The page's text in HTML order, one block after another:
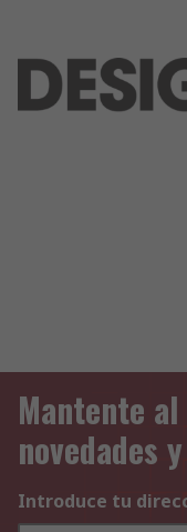
Mantente
novedades
Introduce tu